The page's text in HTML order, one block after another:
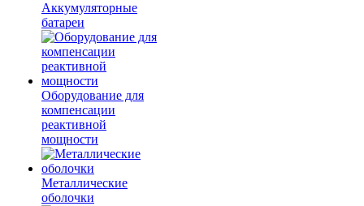
Аккумуляторные
батареи
Оборудование для
компенсации
реактивной
мощности
Металлические
оболочки